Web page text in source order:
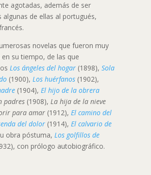
agotadas, además de ser
algunas de ellas al portugués,
novelas que fueron muy
su tiempo, de las que
Los ángeles del hogar(1898), Sola
(1900), Los huérfanos(1902),
(1904), El hijo de la obrera
padres(1908), La hija de la nieve
para amar(1912), El camino del
del dolor(1914), El calvario de
obra póstuma, Los golfillos de
con prólogo autobiográfico.